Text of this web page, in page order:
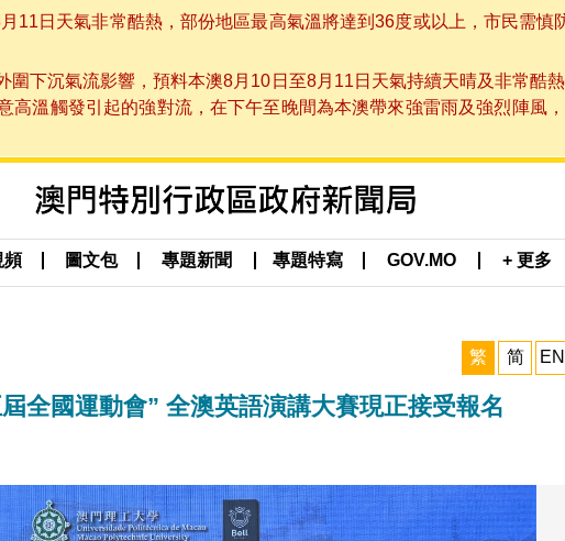
11日天氣非常酷熱，部份地區最高氣溫將達到36度或以上，市民需
圍下沉氣流影響，預料本澳8月10日至8月11日天氣持續天晴及非常酷
高溫觸發引起的強對流，在下午至晚間為本澳帶來強雷雨及強烈陣風
頻 圖文包 專題新聞 專題特寫 GOV.MO + 更多
繁 简 EN
全國運動會” 全澳英語演講大賽現正接受報名